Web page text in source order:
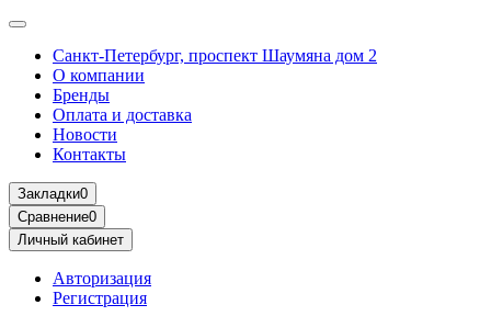
Санкт-Петербург, проспект Шаумяна дом 2
О компании
Бренды
Оплата и доставка
Новости
Контакты
Закладки0
Сравнение0
Личный кабинет
Авторизация
Регистрация